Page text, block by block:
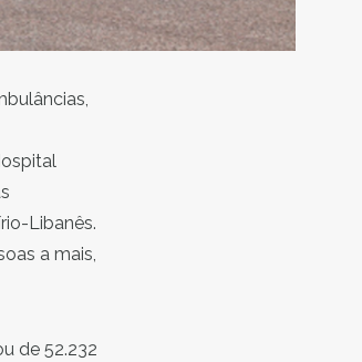
Libanês.
a mais,
de 52.232